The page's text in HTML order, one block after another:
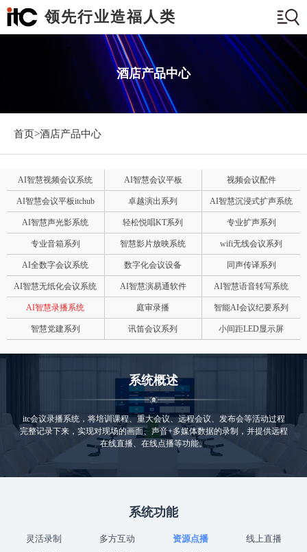
领先行业造福人类
酒店产品中心
首页>酒店产品中心
AI智慧视频会议系统 AI智慧会议平板 视频会议配件
AI智慧会议平板itchub 卓越演出系列 AI智慧沉浸式扩声系统
AI智慧声光影系统 轻松悦唱KT系列 专业扩声系列
专业音箱系列 智慧影片放映系统 wifi无线会议系列
AI全数字会议系统 数字化会议设备 同声传译系列
AI智慧无纸化会议系统 AI智慧演易通软件 AI智慧语音转写系统
AI智慧录播系统 庭审录播 智能AI会议纪要系列
智慧党建系列 讯笛会议系列 小间距LED显示屏
系统概述
itc会议录播系统，将培训课程、重大会议、远程会议、发布会等活动过程
完整记录下来，实现对现场的画面、声音+多媒体数据的录制，并提供远程
在线直播、在线点播等功能。
系统功能
灵活录制 多方互动 资源点播
线上直播